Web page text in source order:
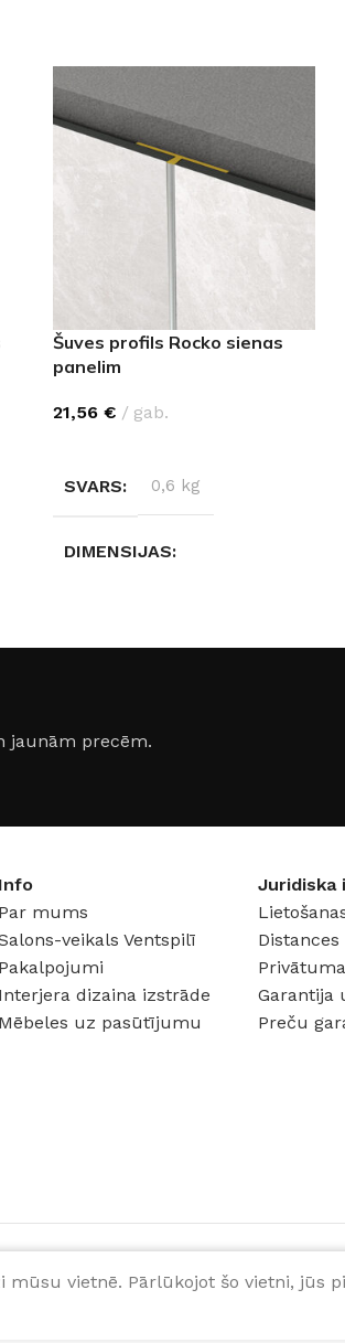
Šuves profils Rocko sienas
panelim
21,56 € gab.
SVARS 0,6 kg
DIMENSIJAS
Sudrabs
jaunām precēm.
Info
Par mums
veikals Ventspilī
Pakalpojumi
Interjera dizaina izstrāde
Mēbeles uz pasūtījumu
Juridiska
Garantija
Preču
vietnē. Pārlūkojot šo vietni, jūs
pasūtījuma veikšanas, gaidiet produktu